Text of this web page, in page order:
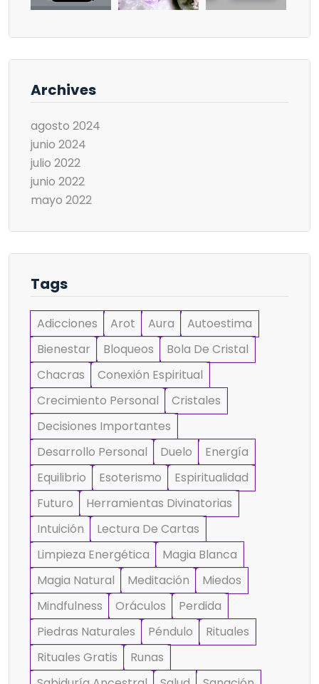
Archives
agosto 2024
junio 2024
julio 2022
junio 2022
mayo 2022
Tags
Adicciones Arot Aura
Autoestima
Bienestar
Bloqueos
Bola De Cristal
Chacras
Conexión Espiritual
Crecimiento Personal
Cristales
Decisiones Importantes
Desarrollo Personal
Duelo
Energía
Equilibrio
Esoterismo
Espiritualidad
Futuro
Herramientas Divinatorias
Intuición
Lectura De Cartas
Limpieza Energética
Magia Blanca
Magia Natural
Meditación
Miedos
Mindfulness
Oráculos
Perdida
Piedras Naturales
Péndulo
Rituales
Rituales Gratis
Runas